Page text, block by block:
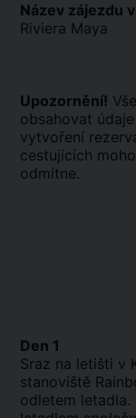
Název zájezdu
Riviera Maya
Upozornění!
obsahovat
vytvoření
cestujících
odmítne.
Den 1
Sraz na letišti v
stanoviště
odletem